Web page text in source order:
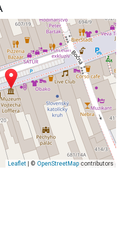
Leaflet| © OpenStreetMapcontributors